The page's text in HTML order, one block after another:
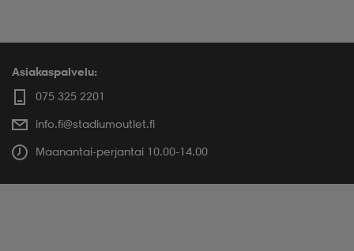
Asiakaspalvelu:
075 325 2201
info.fi@stadiumoutlet.fi
Maanantai-perjantai 10.00-14.00